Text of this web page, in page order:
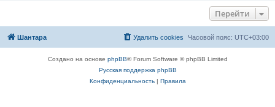
Перейти
Шантара Часовой пояс: UTC+03:00
Удалить cookies
Создано на основе phpBB® Forum Software © phpBB Limited
Русская поддержка phpBB
Конфиденциальность| Правила